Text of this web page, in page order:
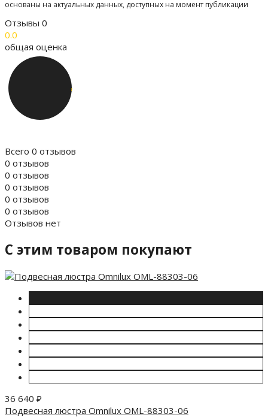
основаны на актуальных данных, доступных на момент публикации
Отзывы 0
0.0
общая оценка
Всего 0 отзывов
0 отзывов
0 отзывов
0 отзывов
0 отзывов
0 отзывов
Отзывов нет
C этим товаром покупают
36 640 ₽
Подвесная люстра Omnilux OML-88303-06